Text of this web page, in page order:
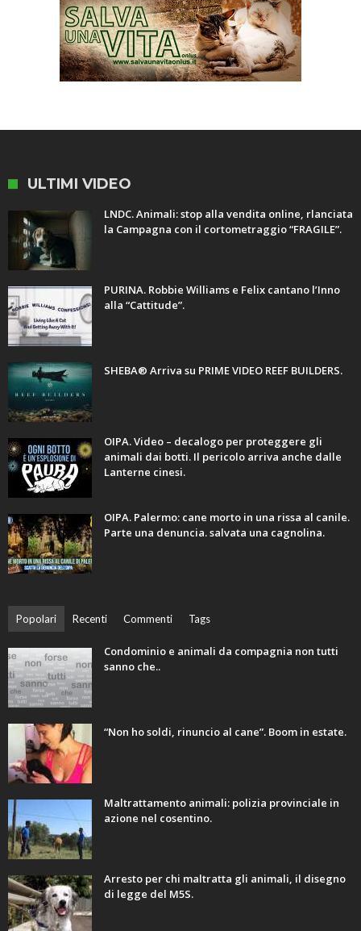
ULTIMI VIDEO
LNDC. Animali: stop alla vendita online, rlanciata
la Campagna con il cortometraggio “FRAGILE”.
PURINA. Robbie Williams e Felix cantano l’Inno
alla “Cattitude”.
SHEBA® Arriva su PRIME VIDEO REEF BUILDERS.
OIPA. Video – decalogo per proteggere gli
animali dai botti. Il pericolo arriva anche dalle
Lanterne cinesi.
OIPA. Palermo: cane morto in una rissa al canile.
Parte una denuncia. salvata una cagnolina.
Popolari Recenti Commenti Tags
Condominio e animali da compagnia non tutti
sanno che..
“Non ho soldi, rinuncio al cane”. Boom in estate.
Maltrattamento animali: polizia provinciale in
azione nel cosentino.
Arresto per chi maltratta gli animali, il disegno
di legge del M5S.